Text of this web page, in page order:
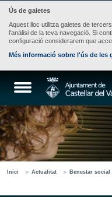
Ús de galetes
Aquest lloc utilitza galetes de
l'anàlisi de la teva navegació. Si
configuració considerarem que
Més informació sobre l'ús de les
Inici Actualitat Benestar social